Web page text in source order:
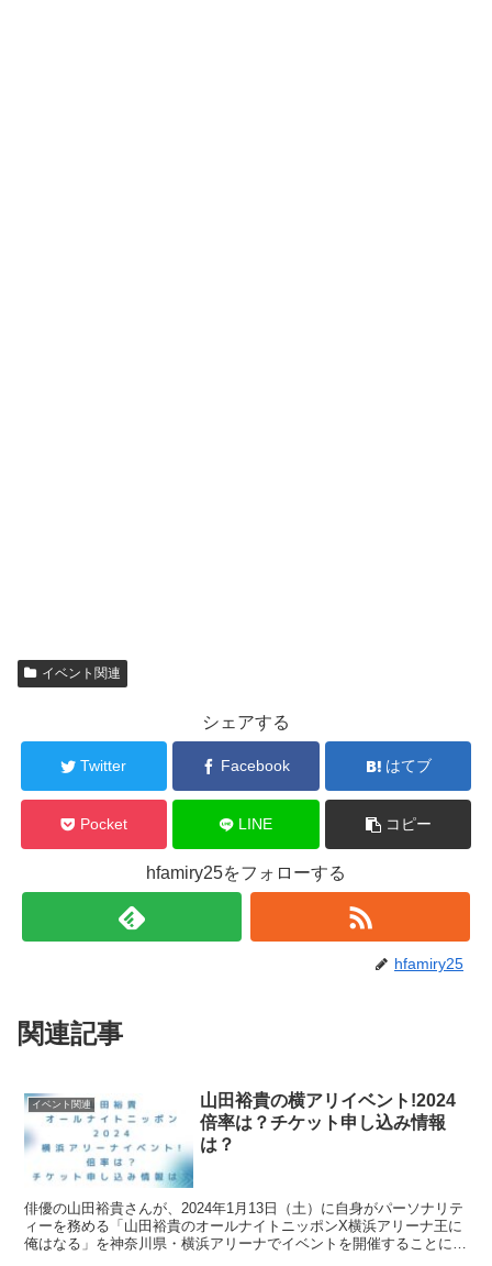
イベント関連
シェアする
Twitter Facebook はてブ
Pocket LINE コピー
hfamiry25をフォローする
hfamiry25
関連記事
イベント関連
山田裕貴の横アリイベント!2024
倍率は？チケット申し込み情報
は？
俳優の山田裕貴さんが、2024年1月13日（土）に自身がパーソナリテ
ィーを務める「山田裕貴のオールナイトニッポンX横浜アリーナ王に
俺はなる」を神奈川県・横浜アリーナでイベントを開催することにな